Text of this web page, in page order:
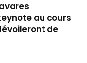
au cours
de